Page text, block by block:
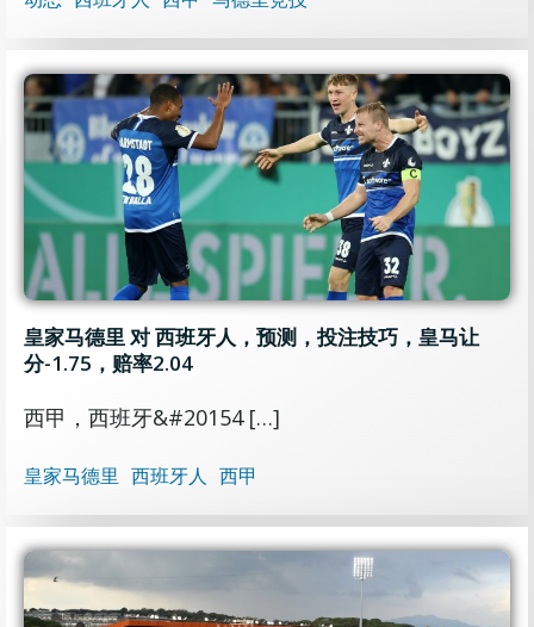
皇家马德里 对 西班牙人，预测，投注技巧，皇马让
分-1.75，赔率2.04
西甲，西班牙&#20154 […]
皇家马德里 西班牙人 西甲